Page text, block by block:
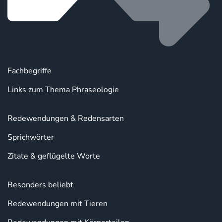
Fachbegriffe
Links zum Thema Phraseologie
Redewendungen & Redensarten
Sprichwörter
Zitate & geflügelte Worte
Besonders beliebt
Redewendungen mit Tieren